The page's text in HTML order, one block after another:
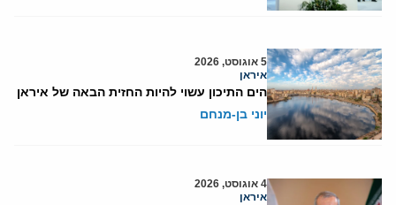
5 אוגוסט, 2026
איראן
הים התיכון עשוי להיות החזית הבאה של איראן
יוני בן-מנחם
4 אוגוסט, 2026
איראן